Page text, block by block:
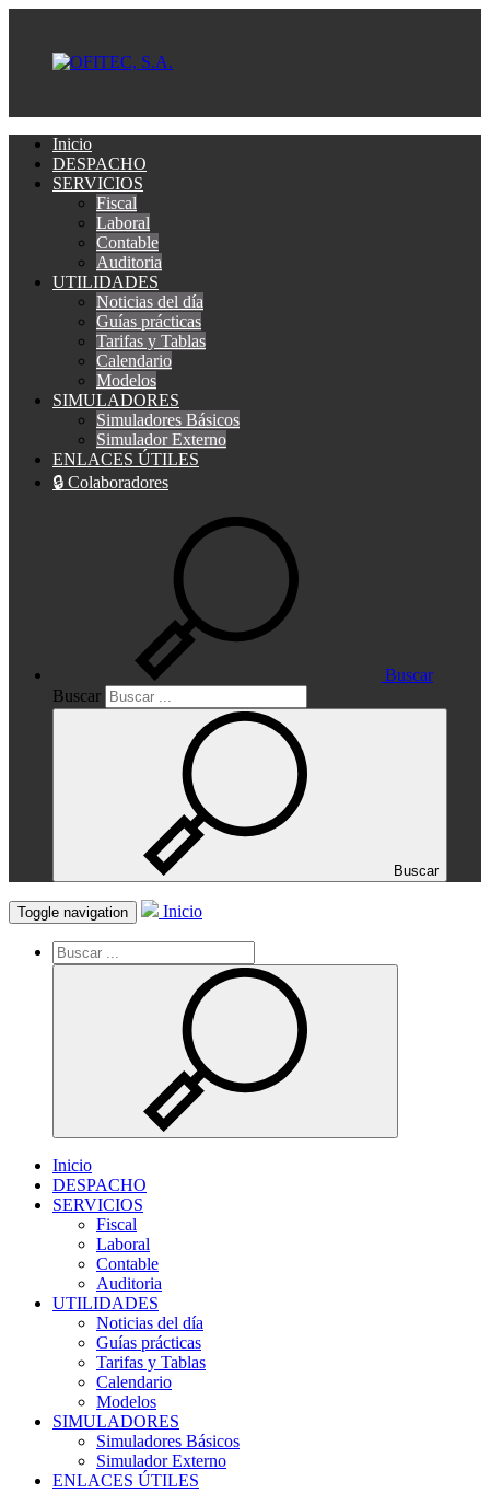
Inicio
DESPACHO
SERVICIOS
Fiscal
Laboral
Contable
Auditoria
UTILIDADES
Noticias del día
Guías prácticas
Tarifas y Tablas
Calendario
Modelos
SIMULADORES
Simuladores Básicos
Simulador Externo
ENLACES ÚTILES
🔒 Colaboradores
Buscar
Buscar
Buscar
Toggle navigation Inicio
Inicio
DESPACHO
SERVICIOS
Fiscal
Laboral
Contable
Auditoria
UTILIDADES
Noticias del día
Guías prácticas
Tarifas y Tablas
Calendario
Modelos
SIMULADORES
Simuladores Básicos
Simulador Externo
ENLACES ÚTILES